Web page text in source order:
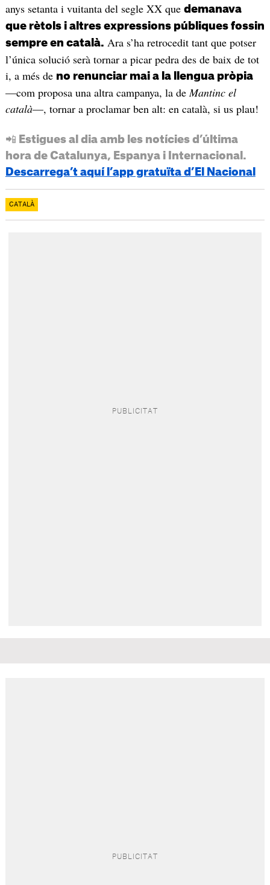
anys setanta i vuitanta del segle XX que demanava
que rètols i altres expressions públiques fossin
sempre en català. Ara s’ha retrocedit tant que potser
l’única solució serà tornar a picar pedra des de baix de tot
i, a més de no renunciar mai a la llengua pròpia
—com proposa una altra campanya, la deMantinc el
català—, tornar a proclamar ben alt: en català, si us plau!
📲 Estigues al dia amb les notícies d’última
hora de Catalunya, Espanya i Internacional.
Descarrega’t aquí l’app gratuïta d’El Nacional
CATALÀ